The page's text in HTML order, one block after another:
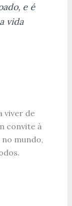
e é
vida
viver de
convite à
mundo,